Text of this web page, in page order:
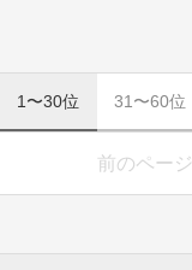
1〜30位 31〜60位
前のページ